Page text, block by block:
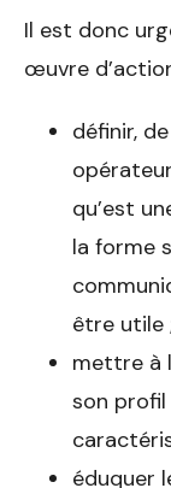
Il est donc
œuvre
définir,
qu’est
la forme
être utile
mettre à
son
éduquer